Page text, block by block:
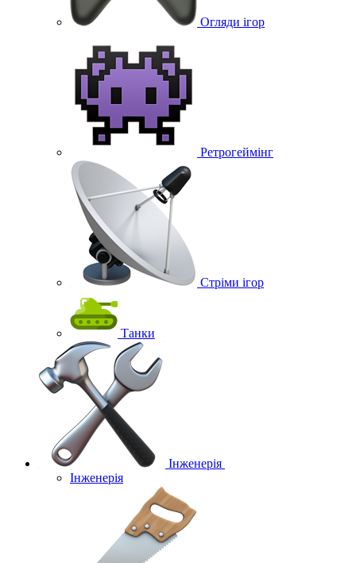
Огляди ігор
Ретрогеймінг
Стріми ігор
Танки
Інженерія
Інженерія